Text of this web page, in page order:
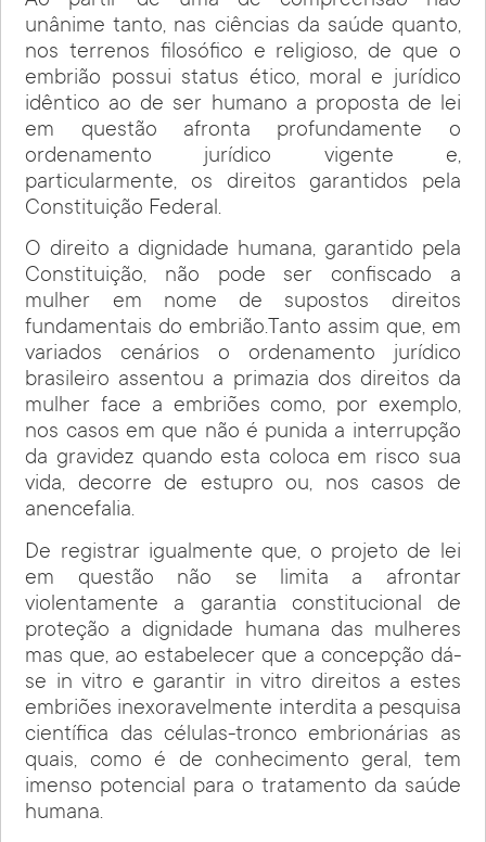
unânime tanto, nas ciências da saúde quanto,
nos terrenos filosófico e religioso, de que o
embrião possui status ético, moral e jurídico
idêntico ao de ser humano a proposta de lei
em questão afronta profundamente o
ordenamento jurídico vigente e,
particularmente, os direitos garantidos pela
Constituição Federal.
O direito a dignidade humana, garantido pela
Constituição, não pode ser confiscado a
mulher em nome de supostos direitos
fundamentais do embrião.Tanto assim que, em
variados cenários o ordenamento jurídico
brasileiro assentou a primazia dos direitos da
mulher face a embriões como, por exemplo,
nos casos em que não é punida a interrupção
da gravidez quando esta coloca em risco sua
vida, decorre de estupro ou, nos casos de
anencefalia.
De registrar igualmente que, o projeto de lei
em questão não se limita a afrontar
violentamente a garantia constitucional de
proteção a dignidade humana das mulheres
mas que, ao estabelecer que a concepção dá-
se in vitro e garantir in vitro direitos a estes
embriões inexoravelmente interdita a pesquisa
científica das células-tronco embrionárias as
quais, como é de conhecimento geral, tem
imenso potencial para o tratamento da saúde
humana.